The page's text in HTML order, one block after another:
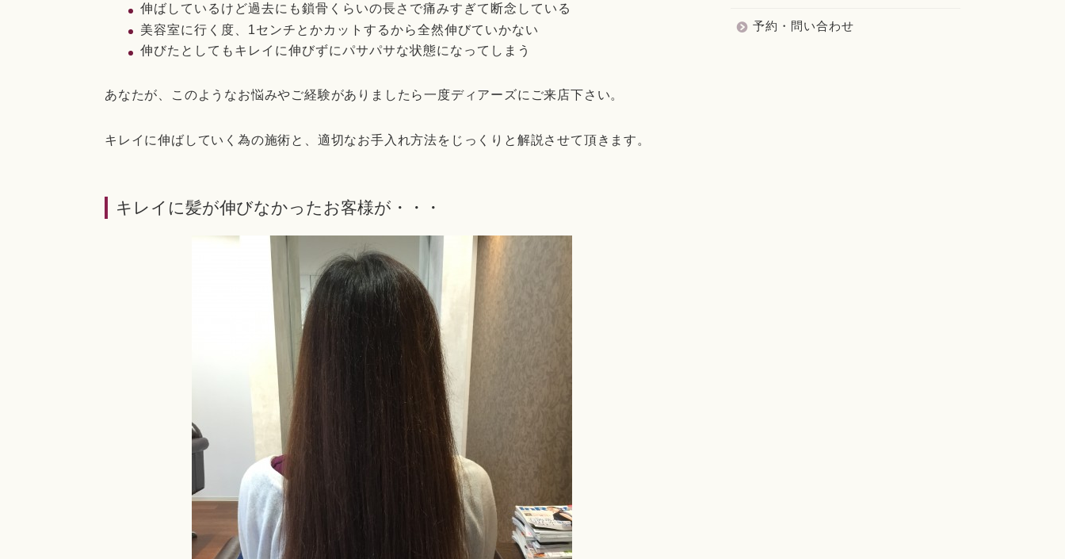
伸ばしているけど過去にも鎖骨くらいの長さで痛みすぎて断念している
美容室に行く度、1センチとかカットするから全然伸びていかない
伸びたとしてもキレイに伸びずにパサパサな状態になってしまう
あなたが、このようなお悩みやご経験がありましたら一度ディアーズにご来店下さい。
キレイに伸ばしていく為の施術と、適切なお手入れ方法をじっくりと解説させて頂きます。
キレイに髪が伸びなかったお客様が・・・
予約・問い合わせ